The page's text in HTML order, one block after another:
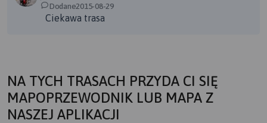
Dodane2015-08-29
Ciekawa trasa
NA TYCH TRASACH PRZYDA CI SIĘ
MAPOPRZEWODNIK LUB MAPA Z
NASZEJ APLIKACJI